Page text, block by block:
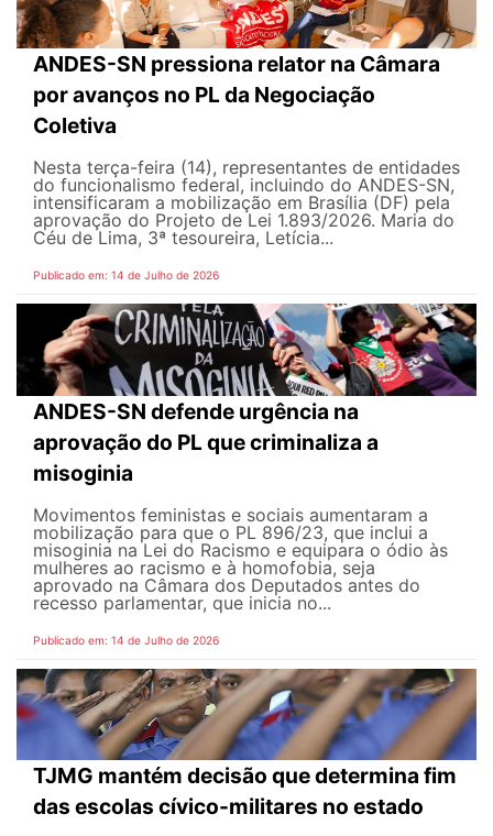
ANDES-SN pressiona relator na Câmara
por avanços no PL da Negociação
Coletiva
Nesta terça-feira (14), representantes de entidades
do funcionalismo federal, incluindo do ANDES-SN,
intensificaram a mobilização em Brasília (DF) pela
aprovação do Projeto de Lei 1.893/2026. Maria do
Céu de Lima, 3ª tesoureira, Letícia...
Publicado em: 14 de Julho de 2026
ANDES-SN defende urgência na
aprovação do PL que criminaliza a
misoginia
Movimentos feministas e sociais aumentaram a
mobilização para que o PL 896/23, que inclui a
misoginia na Lei do Racismo e equipara o ódio às
mulheres ao racismo e à homofobia, seja
aprovado na Câmara dos Deputados antes do
recesso parlamentar, que inicia no...
Publicado em: 14 de Julho de 2026
TJMG mantém decisão que determina fim
das escolas cívico-militares no estado